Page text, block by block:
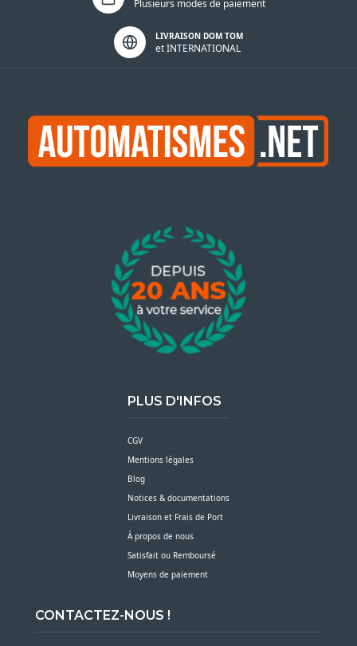
Plusieurs modes de paiement
LIVRAISON DOM TOM
et INTERNATIONAL
PLUS D'INFOS
CGV
Mentions légales
Blog
Notices & documentations
Livraison et Frais de Port
À propos de nous
Satisfait ou Remboursé
Moyens de paiement
CONTACTEZ-NOUS !